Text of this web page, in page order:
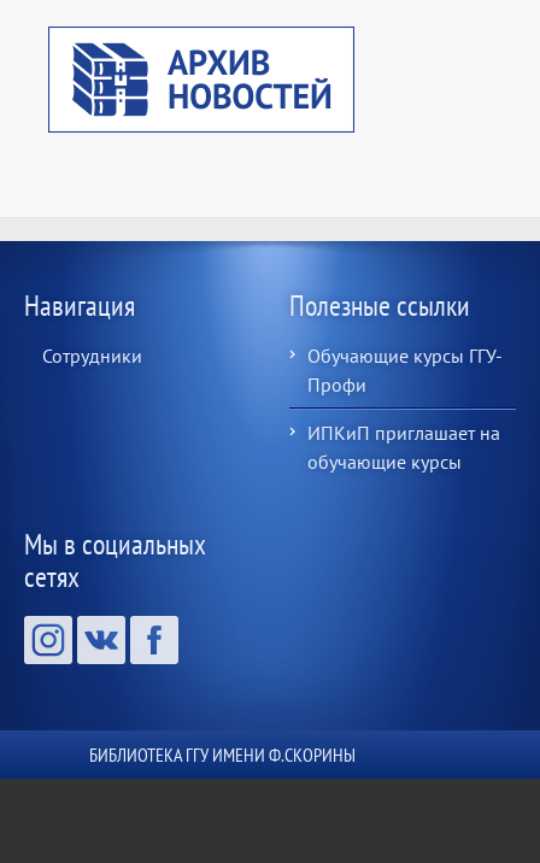
Навигация
Сотрудники
Полезные ссылки
Обучающие курсы ГГУ-
Профи
ИПКиП приглашает на
обучающие курсы
Мы в социальных
сетях
БИБЛИОТЕКА ГГУ ИМЕНИ Ф.СКОРИНЫ